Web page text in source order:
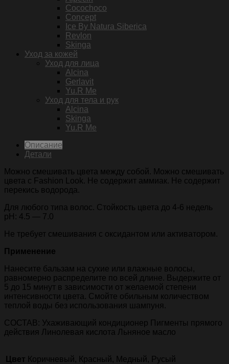
Cocochoco
Concept
Ice By Natura Siberica
Revlon
Skinga
Уход за кожей
Уход для лица
Alcina
Gerlavit
Yu.R Me
Уход для тела и рук
Alcina
Skinga
Yu.R Me
Описание
Детали
Можно смешивать цвета между собой. Можно смешивать
цвета с Fashion Look. Не содержит аммиак. Не содержит
перекись водорода.
Для любого типа волос. Стойкость цвета до 4-6 недель
pH: 4.5 — 7.0
Не требует смешивания с оксидантом или активатором.
Применение
Нанесите бальзам на сухие или влажные волосы,
равномерно распределите по всей длине. Выдержите от
5 до 15 минут в зависимости от желаемой степени
интенсивности цвета. Смойте обильным количеством
теплой воды без использования шампуня.
СОСТАВ: Ухаживающий кондиционер Пигменты прямого
действия Линолевая кислота Льняное масло
Цвет Коричневый, Красный, Медный, Русый